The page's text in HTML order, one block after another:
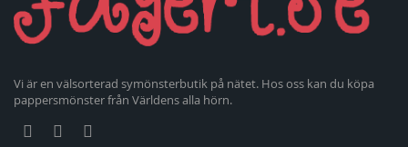
Vi är en välsorterad symönsterbutik på nätet. Hos oss kan du köpa
pappersmönster från Världens alla hörn.